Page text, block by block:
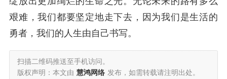
艰难，我们都要坚定地走下去，因为我们是生活的
勇者，我们的人生由自己书写。
扫描二维码推送至手机访问。
版权声明：本文由 慧鸿网络 发布，如需转载请注明出处。